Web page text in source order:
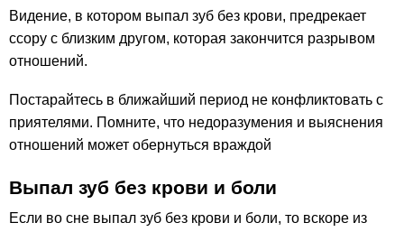
Видение, в котором выпал зуб без крови, предрекает
ссору с близким другом, которая закончится разрывом
отношений.
Постарайтесь в ближайший период не конфликтовать с
приятелями. Помните, что недоразумения и выяснения
отношений может обернуться враждой
Выпал зуб без крови и боли
Если во сне выпал зуб без крови и боли, то вскоре из